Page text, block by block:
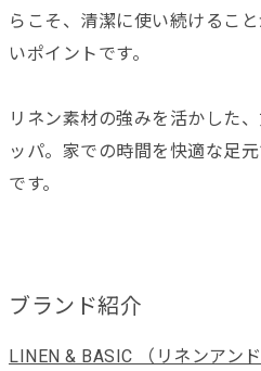
らこそ、清潔に使い続けるこ
いポイントです。
リネン素材の強みを活かした
ッパ。家での時間を快適な足
です。
ブランド紹介
LINEN & BASIC （リネンアン